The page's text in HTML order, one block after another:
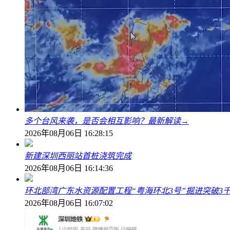
多个台风来袭，是否会相互影响？最新解读→
2026年08月06日 16:28:15
新建深圳西丽站首桩浇筑完成
2026年08月06日 16:14:36
环北部湾广东水资源配置工程“粤海环北3号”掘进突破3
2026年08月06日 16:07:02